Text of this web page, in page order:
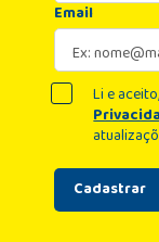
Email
Cadastrar
Li e